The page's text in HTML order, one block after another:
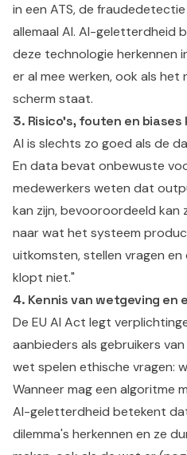
in een ATS, de
allemaal AI. AI-geletterdheid
deze technologie herkennen
er al mee werken, ook als
scherm staat.
3. Risico's, fouten en
AI is slechts zo goed als de
En data bevat onbewuste
medewerkers weten dat
kan zijn, bevooroordeeld kan
naar wat het systeem
uitkomsten, stellen vragen
klopt niet."
4. Kennis van wetgeving en
De EU AI Act legt
aanbieders als gebruikers
wet spelen ethische vragen:
Wanneer mag een algoritme
AI-geletterdheid betekent
dilemma's herkennen en ze